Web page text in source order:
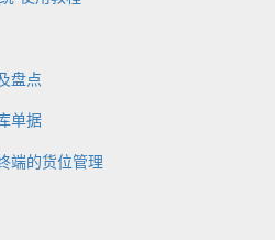
盘点
单据
端的货位管理